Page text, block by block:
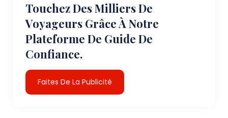
Touchez Des Milliers De
Voyageurs Grâce À Notre
Plateforme De Guide De
Confiance.
Faites De La Publicité